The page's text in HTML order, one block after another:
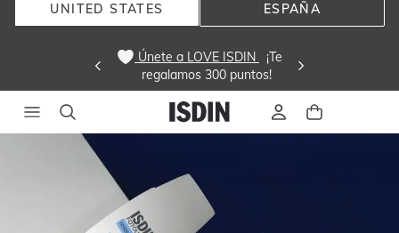
UNITED STATES ESPAÑA
Únete a LOVE ISDIN
¡Te
regalamos 300 puntos!